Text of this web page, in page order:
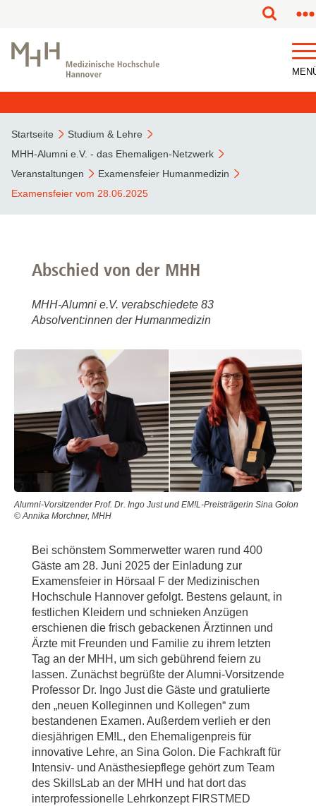
Startseite
Studium & Lehre
MHH-Alumni e.V. - das Ehemaligen-Netzwerk
Veranstaltungen
Examensfeier Humanmedizin
Examensfeier vom 28.06.2025
Abschied von der MHH
MHH-Alumni e.V. verabschiedete 83
Absolvent:innen der Humanmedizin
Alumni-Vorsitzender Prof. Dr. Ingo Just und EM!L-Preisträgerin Sina Golon
© Annika Morchner, MHH
Bei schönstem Sommerwetter waren rund 400
Gäste am 28. Juni 2025 der Einladung zur
Examensfeier in Hörsaal F der Medizinischen
Hochschule Hannover gefolgt. Bestens gelaunt, in
festlichen Kleidern und schnieken Anzügen
erschienen die frisch gebackenen Ärztinnen und
Ärzte mit Freunden und Familie zu ihrem letzten
Tag an der MHH, um sich gebührend feiern zu
lassen. Zunächst begrüßte der Alumni-Vorsitzende
Professor Dr. Ingo Just die Gäste und gratulierte
den „neuen Kolleginnen und Kollegen“ zum
bestandenen Examen. Außerdem verlieh er den
diesjährigen EM!L, den Ehemaligenpreis für
innovative Lehre, an Sina Golon. Die Fachkraft für
Intensiv- und Anästhesiepflege gehört zum Team
des SkillsLab an der MHH und hat dort das
interprofessionelle Lehrkonzept FIRSTMED